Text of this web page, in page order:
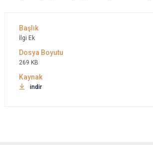
İlgi Ek
269 KB
indir